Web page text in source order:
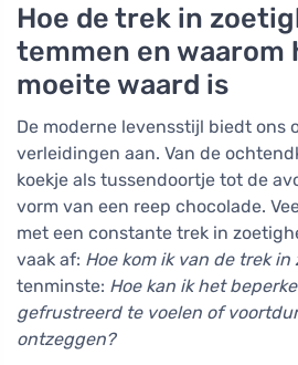
Hoe de trek in
temmen en waarom
moeite waard is
De moderne levensstijl biedt ons
verleidingen aan. Van de
koekje als tussendoortje tot de
vorm van een reep chocolade.
met een constante trek in
vaak af: Hoe kom ik van de trek
tenminste: Hoe kan ik het
gefrustreerd te voelen of
ontzeggen?